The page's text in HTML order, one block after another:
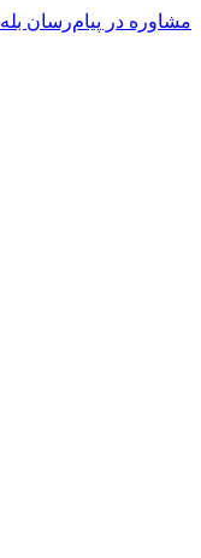
مشاوره در پیام‌رسان بله